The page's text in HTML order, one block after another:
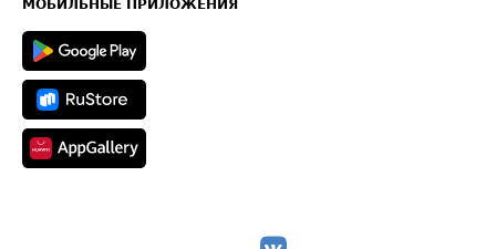
МОБИЛЬНЫЕ ПРИЛОЖЕНИЯ